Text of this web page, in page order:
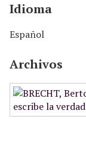
Idioma
Español
Archivos